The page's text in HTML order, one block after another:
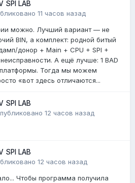
SPI LAB
11 часов назад
можно. Лучший вариант — не
BIN, а комплект: родной битый
донор + Main + CPU + SPI +
А ещё лучше: 1 BAD
платформы. Тогда мы можем
«вот здесь отличаются...
SPI LAB
12 часов назад
SPI LAB
12 часов назад
Чтобы программа получила